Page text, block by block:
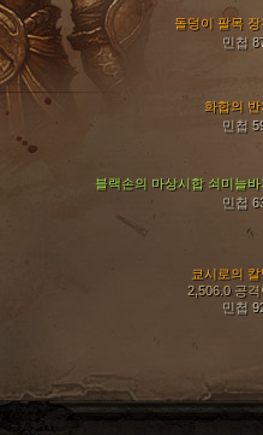
돌덩이 팔목 장
민첩
블랙손의 마상시합 쇠미늘바
민첩
쿄시로의 칼
2,506.0 공격
민첩
화합의 반
민첩